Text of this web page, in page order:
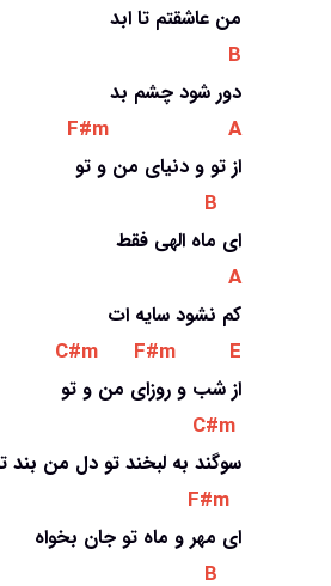
من عاشقتم تا ابد
B
دور شود چشم بد
F#m A
از تو و دنیای من و تو
B
ای ماه الهی فقط
A
کم نشود سایه ات
C#m F#m E
از شب و روزای من و تو
C#m
سوگند به لبخند تو دل من بند
F#m
ای مهر و ماه تو جان بخواه
B